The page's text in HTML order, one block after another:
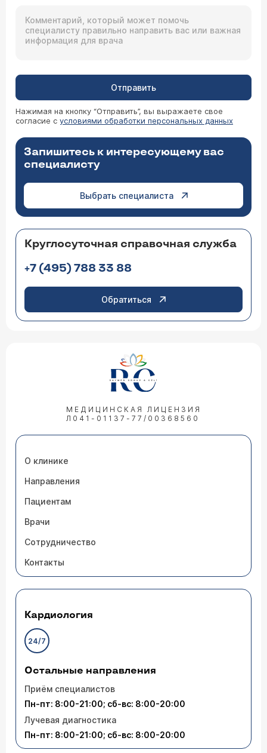
Отправить
Нажимая на кнопку “Отправить”, вы выражаете свое
согласие с условиями обработки персональных данных
Запишитесь к интересующему вас
специалисту
Выбрать специалиста
Круглосуточная справочная служба
+7 (495) 788 33 88
Обратиться
МЕДИЦИНСКАЯ ЛИЦЕНЗИЯ
Л041-01137-77/00368560
О клинике
Направления
Пациентам
Врачи
Сотрудничество
Контакты
Кардиология
24/7
Остальные направления
Приём специалистов
Пн-пт: 8:00-21:00; сб-вс: 8:00-20:00
Лучевая диагностика
Пн-пт: 8:00-21:00; сб-вс: 8:00-20:00